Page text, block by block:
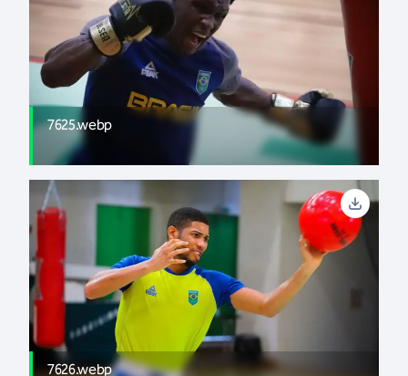
7625.webp
7626.webp